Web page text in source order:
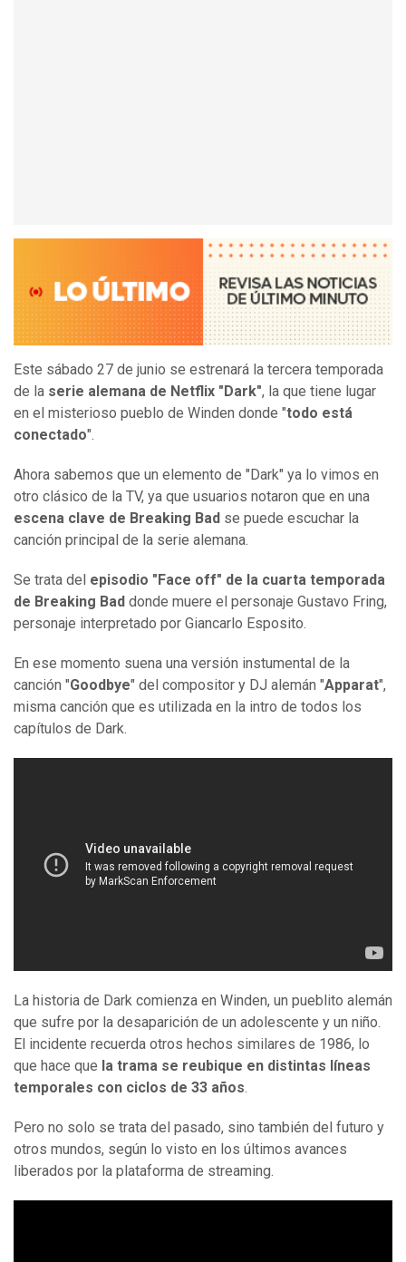
Este sábado 27 de junio se estrenará la tercera temporada
de la serie alemana de Netflix "Dark", la que tiene lugar
en el misterioso pueblo de Winden donde "todo está
conectado".
Ahora sabemos que un elemento de "Dark" ya lo vimos en
otro clásico de la TV, ya que usuarios notaron que en una
escena clave de Breaking Bad se puede escuchar la
canción principal de la serie alemana.
Se trata del episodio "Face off" de la cuarta temporada
de Breaking Bad donde muere el personaje Gustavo Fring,
personaje interpretado por Giancarlo Esposito.
En ese momento suena una versión instumental de la
canción "Goodbye" del compositor y DJ alemán "Apparat",
misma canción que es utilizada en la intro de todos los
capítulos de Dark.
La historia de Dark comienza en Winden, un pueblito alemán
que sufre por la desaparición de un adolescente y un niño.
El incidente recuerda otros hechos similares de 1986, lo
que hace que la trama se reubique en distintas líneas
temporales con ciclos de 33 años
Pero no solo se trata del pasado, sino también del futuro y
otros mundos, según lo visto en los últimos avances
liberados por la plataforma de streaming.